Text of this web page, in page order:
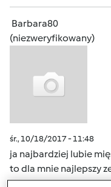
Barbara80
(niezweryfikowany)
śr., 10/18/2017 - 11:48
ja najbardziej lubie
to dla mnie najlepszy